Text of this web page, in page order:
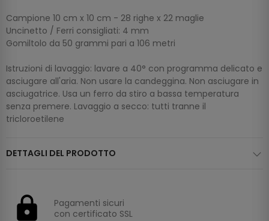
Campione 10 cm x 10 cm - 28 righe x 22 maglie
Uncinetto / Ferri consigliati: 4 mm
Gomiltolo da 50 grammi pari a 106 metri
Istruzioni di lavaggio: lavare a 40° con programma delicato e
asciugare all'aria. Non usare la candeggina. Non asciugare in
asciugatrice. Usa un ferro da stiro a bassa temperatura
senza premere. Lavaggio a secco: tutti tranne il
tricloroetilene
DETTAGLI DEL PRODOTTO
Pagamenti sicuri
con certificato SSL